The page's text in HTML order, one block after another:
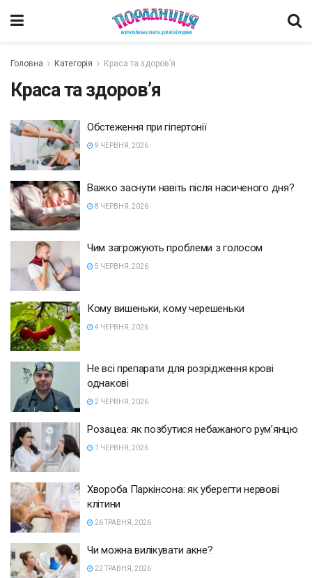
Головна Категорія Краса та здоров’я
Краса та здоров’я
Обстеження при гіпертонії
9 ЧЕРВНЯ, 2026
Важко заснути навіть після насиченого дня?
8 ЧЕРВНЯ, 2026
Чим загрожують проблеми з голосом
5 ЧЕРВНЯ, 2026
Кому вишеньки, кому черешеньки
4 ЧЕРВНЯ, 2026
Не всі препарати для розрідження крові
однакові
2 ЧЕРВНЯ, 2026
Розацеа: як позбутися небажаного рум’янцю
1 ЧЕРВНЯ, 2026
Хвороба Паркінсона: як уберегти нервові
клітини
26 ТРАВНЯ, 2026
Чи можна вилікувати акне?
22 ТРАВНЯ, 2026